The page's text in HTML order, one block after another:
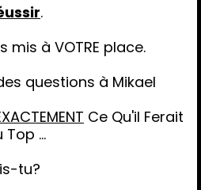
.
mis à VOTRE place.
questions à Mikael
Ce Qu'il Ferait
...
tu?